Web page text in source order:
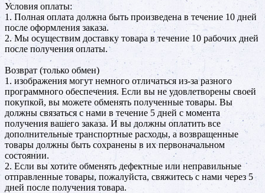
Условия оплаты:
1. Полная оплата должна быть произведена в течение 10 дней
после оформления заказа.
2. Мы осуществим доставку товара в течение 10 рабочих дней
после получения оплаты.
Возврат (только обмен)
1. изображения могут немного отличаться из-за разного
программного обеспечения. Если вы не удовлетворены своей
покупкой, вы можете обменять полученные товары. Вы
должны связаться с нами в течение 5 дней с момента
получения вашего заказа. И вы должны оплатить все
дополнительные транспортные расходы, а возвращенные
товары должны быть сохранены в их первоначальном
состоянии.
2. Если вы хотите обменять дефектные или неправильные
отправленные товары, пожалуйста, свяжитесь с нами через 5
дней после получения товара.